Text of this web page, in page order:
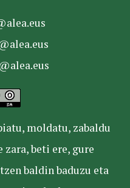
moldatu, zabaldu
beti ere, gure
baldin baduzu eta